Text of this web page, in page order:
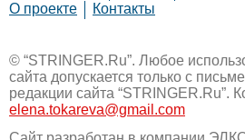
О проекте
Контакты
© “STRINGER.Ru”. Любое
сайта допускается только с
редакции сайта “STRINGER.Ru”.
elena.tokareva@gmail.com